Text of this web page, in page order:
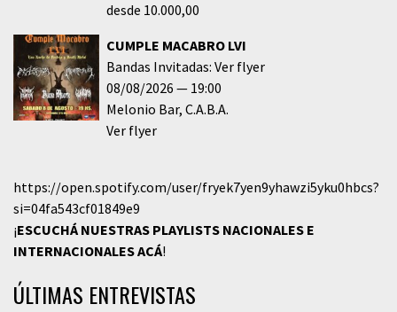
desde 10.000,00
CUMPLE MACABRO LVI
Bandas Invitadas: Ver flyer
08/08/2026
19:00
Melonio Bar C.A.B.A.
Ver flyer
https://open.spotify.com/user/fryek7yen9yhawzi5yku0hbcs?
si=04fa543cf01849e9
¡ESCUCHÁ NUESTRAS PLAYLISTS NACIONALES E
INTERNACIONALESACÁ!
ÚLTIMAS ENTREVISTAS